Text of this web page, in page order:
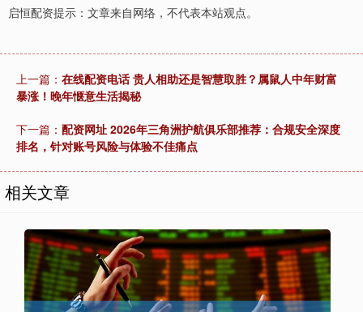
启恒配资提示：文章来自网络，不代表本站观点。
上一篇： 在线配资电话 贵人相助还是智慧取胜？属鼠人中年财富
暴涨！晚年惬意生活揭秘
下一篇： 配资网址 2026年三角洲护航俱乐部推荐：合规安全深度
排名，针对账号风险与体验不佳痛点
相关文章